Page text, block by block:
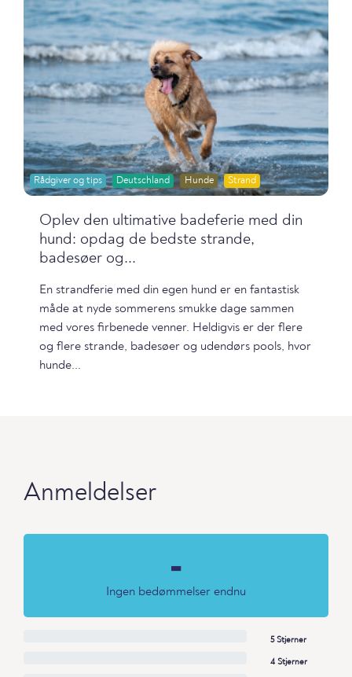
Rådgiver og tips Deutschland Hunde Strand
Oplev den ultimative badeferie med din
hund: opdag de bedste strande,
badesøer og...
En strandferie med din egen hund er en fantastisk
måde at nyde sommerens smukke dage sammen
med vores firbenede venner. Heldigvis er der flere
og flere strande, badesøer og udendørs pools, hvor
hunde...
Anmeldelser
-
Ingen bedømmelser endnu
5 Stjerner
4 Stjerner